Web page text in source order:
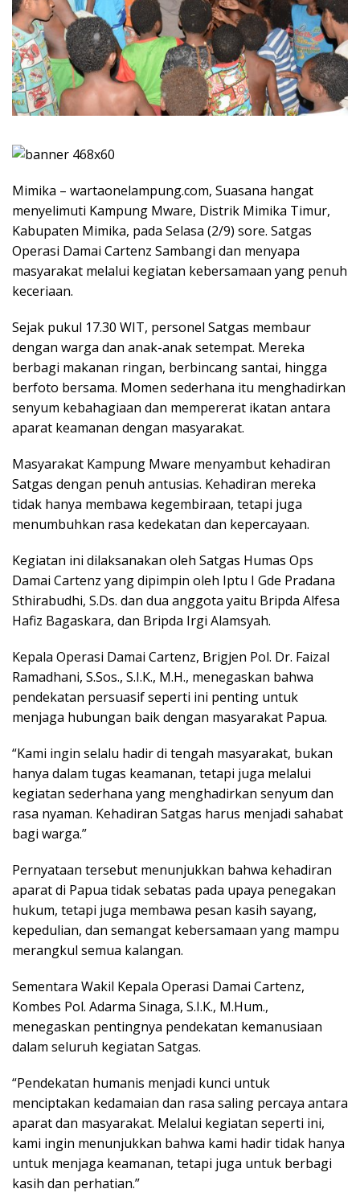
Mimika – wartaonelampung.com, Suasana hangat
menyelimuti Kampung Mware, Distrik Mimika Timur,
Kabupaten Mimika, pada Selasa (2/9) sore. Satgas
Operasi Damai Cartenz Sambangi dan menyapa
masyarakat melalui kegiatan kebersamaan yang penuh
keceriaan.
Sejak pukul 17.30 WIT, personel Satgas membaur
dengan warga dan anak-anak setempat. Mereka
berbagi makanan ringan, berbincang santai, hingga
berfoto bersama. Momen sederhana itu menghadirkan
senyum kebahagiaan dan mempererat ikatan antara
aparat keamanan dengan masyarakat.
Masyarakat Kampung Mware menyambut kehadiran
Satgas dengan penuh antusias. Kehadiran mereka
tidak hanya membawa kegembiraan, tetapi juga
menumbuhkan rasa kedekatan dan kepercayaan.
Kegiatan ini dilaksanakan oleh Satgas Humas Ops
Damai Cartenz yang dipimpin oleh Iptu I Gde Pradana
Sthirabudhi, S.Ds. dan dua anggota yaitu Bripda Alfesa
Hafiz Bagaskara, dan Bripda Irgi Alamsyah.
Kepala Operasi Damai Cartenz, Brigjen Pol. Dr. Faizal
Ramadhani, S.Sos., S.I.K., M.H., menegaskan bahwa
pendekatan persuasif seperti ini penting untuk
menjaga hubungan baik dengan masyarakat Papua.
“Kami ingin selalu hadir di tengah masyarakat, bukan
hanya dalam tugas keamanan, tetapi juga melalui
kegiatan sederhana yang menghadirkan senyum dan
rasa nyaman. Kehadiran Satgas harus menjadi sahabat
bagi warga.”
Pernyataan tersebut menunjukkan bahwa kehadiran
aparat di Papua tidak sebatas pada upaya penegakan
hukum, tetapi juga membawa pesan kasih sayang,
kepedulian, dan semangat kebersamaan yang mampu
merangkul semua kalangan.
Sementara Wakil Kepala Operasi Damai Cartenz,
Kombes Pol. Adarma Sinaga, S.I.K., M.Hum.,
menegaskan pentingnya pendekatan kemanusiaan
dalam seluruh kegiatan Satgas.
“Pendekatan humanis menjadi kunci untuk
menciptakan kedamaian dan rasa saling percaya antara
aparat dan masyarakat. Melalui kegiatan seperti ini,
kami ingin menunjukkan bahwa kami hadir tidak hanya
untuk menjaga keamanan, tetapi juga untuk berbagi
kasih dan perhatian.”